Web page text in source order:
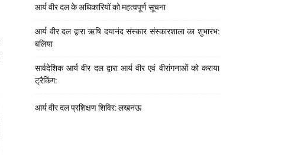
आर्य वीर दल के अधिकारियों को महत्वपूर्ण सूचना
आर्य वीर दल द्वारा ऋषि दयानंद संस्कार संस्कारशाला का शुभारंभ:
बलिया
सार्वदेशिक आर्य वीर दल द्वारा आर्य वीर एवं वीरांगनाओं को कराया
ट्रैकिंग:
आर्य वीर दल प्रशिक्षण शिविर: लखनऊ